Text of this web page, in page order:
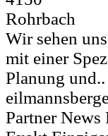
Rohrbach
Wir sehen
mit einer
Planung und..
Partner News